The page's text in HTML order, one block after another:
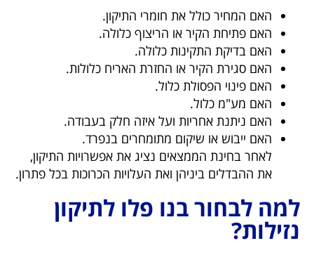
האם המחיר כולל את חומרי התיקון.
האם פתיחת הקיר או הריצוף כלולה.
האם בדיקת התקינות כלולה.
האם סגירת הקיר או החזרת האריח כלולות.
האם פינוי הפסולת כלול.
האם מע"מ כלול.
האם ניתנת אחריות ועל איזה חלק בעבודה.
האם ייבוש או שיקום מתומחרים בנפרד.
לאחר בחינת הממצאים נציג את אפשרויות התיקון,
את ההבדלים ביניהן ואת העלויות הכרוכות בכל פתרון.
למה לבחור בנו פלו לתיקון
נזילות?